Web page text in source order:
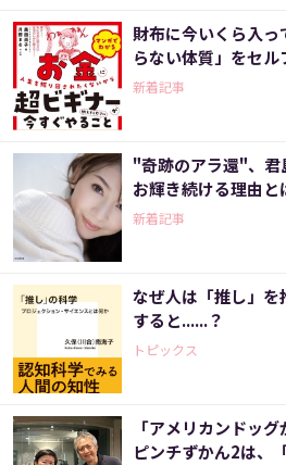
財布に今いくら入
らない体質」をセル
新着記事
"奇跡のアラ還"、君
お輝き続ける理由と
新着記事
なぜ人は「推し」
すると......？
トピックス
「アメリカンドッ
ピンチずかん2は、